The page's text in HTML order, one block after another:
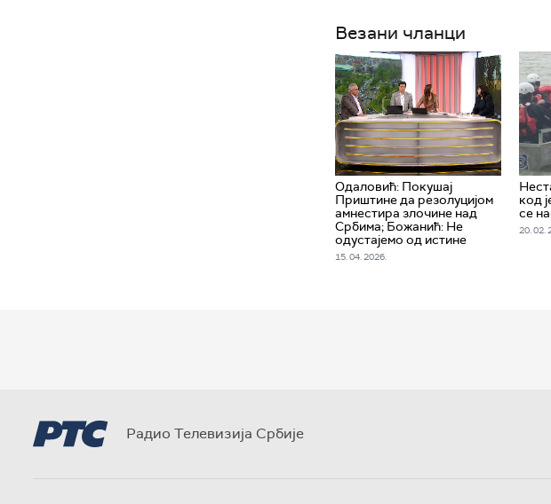
Везани чланци
Одаловић: Покушај
Приштине да резолуцијом
амнестира злочине над
Србима; Божанић: Не
одустајемо од истине
15. 04. 2026.
код
се
20. 02.
Радио Телевизија Србије